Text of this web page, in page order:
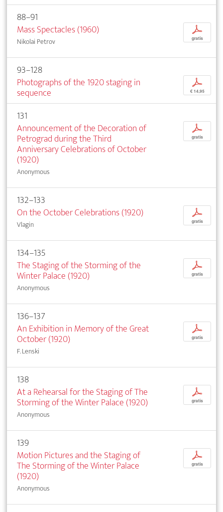
88–91
Mass Spectacles (1960)
Nikolai Petrov
p
gratis
93–128
Photographs of the 1920 staging in
sequence
p
€ 14,95
131
Announcement of the Decoration of
Petrograd during the Third
Anniversary Celebrations of October
(1920)
Anonymous
p
gratis
132–133
On the October Celebrations (1920)
Vlagin
p
gratis
134–135
The Staging of the Storming of the
Winter Palace (1920)
Anonymous
p
gratis
136–137
An Exhibition in Memory of the Great
October (1920)
F. Lenski
p
gratis
138
At a Rehearsal for the Staging of The
Storming of the Winter Palace (1920)
Anonymous
p
gratis
139
Motion Pictures and the Staging of
The Storming of the Winter Palace
(1920)
Anonymous
p
gratis